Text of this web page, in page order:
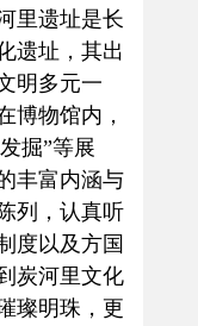
里遗址是长
遗址，其出
明多元一
博物馆内，
掘”等展
丰富内涵与
列，认真听
度以及方国
炭河里文化
璨明珠，更